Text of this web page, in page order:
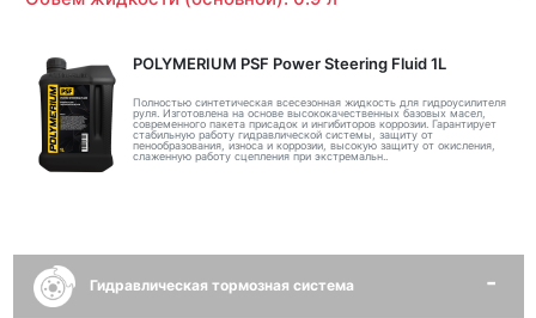
POLYMERIUM PSF Power Steering Fluid 1L
Полностью синтетическая всесезонная жидкость для гидроусилителя
руля. Изготовлена на основе высококачественных базовых масел,
современного пакета присадок и ингибиторов коррозии. Гарантирует
стабильную работу гидравлической системы, защиту от
пенообразования, износа и коррозии, высокую защиту от окисления,
слаженную работу сцепления при экстремальн..
Гидравлическая тормозная система